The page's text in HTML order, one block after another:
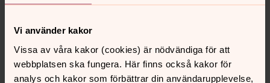
Vi använder kakor
Vissa av våra kakor (cookies) är nödvändiga för att
webbplatsen ska fungera. Här finns också kakor för
analys och kakor som förbättrar din användarupplevelse,